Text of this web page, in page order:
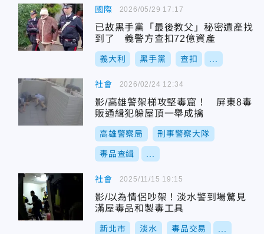
國際
已故黑手黨「最後教父」秘密遺產找
到了 義警方查扣72億資產
義大利 黑手黨 查扣
2026/05/29 17:17
社會
影/高雄警架梯攻堅毒窟！ 屏東8毒
販通緝犯躲屋頂一舉成擒
高雄警察局 刑事警察大隊
毒品查緝
2026/02/24 12:34
社會
影/以為情侶吵架！淡水警到場驚見
滿屋毒品和製毒工具
新北市 淡水 毒品交易
2025/11/15 19:15